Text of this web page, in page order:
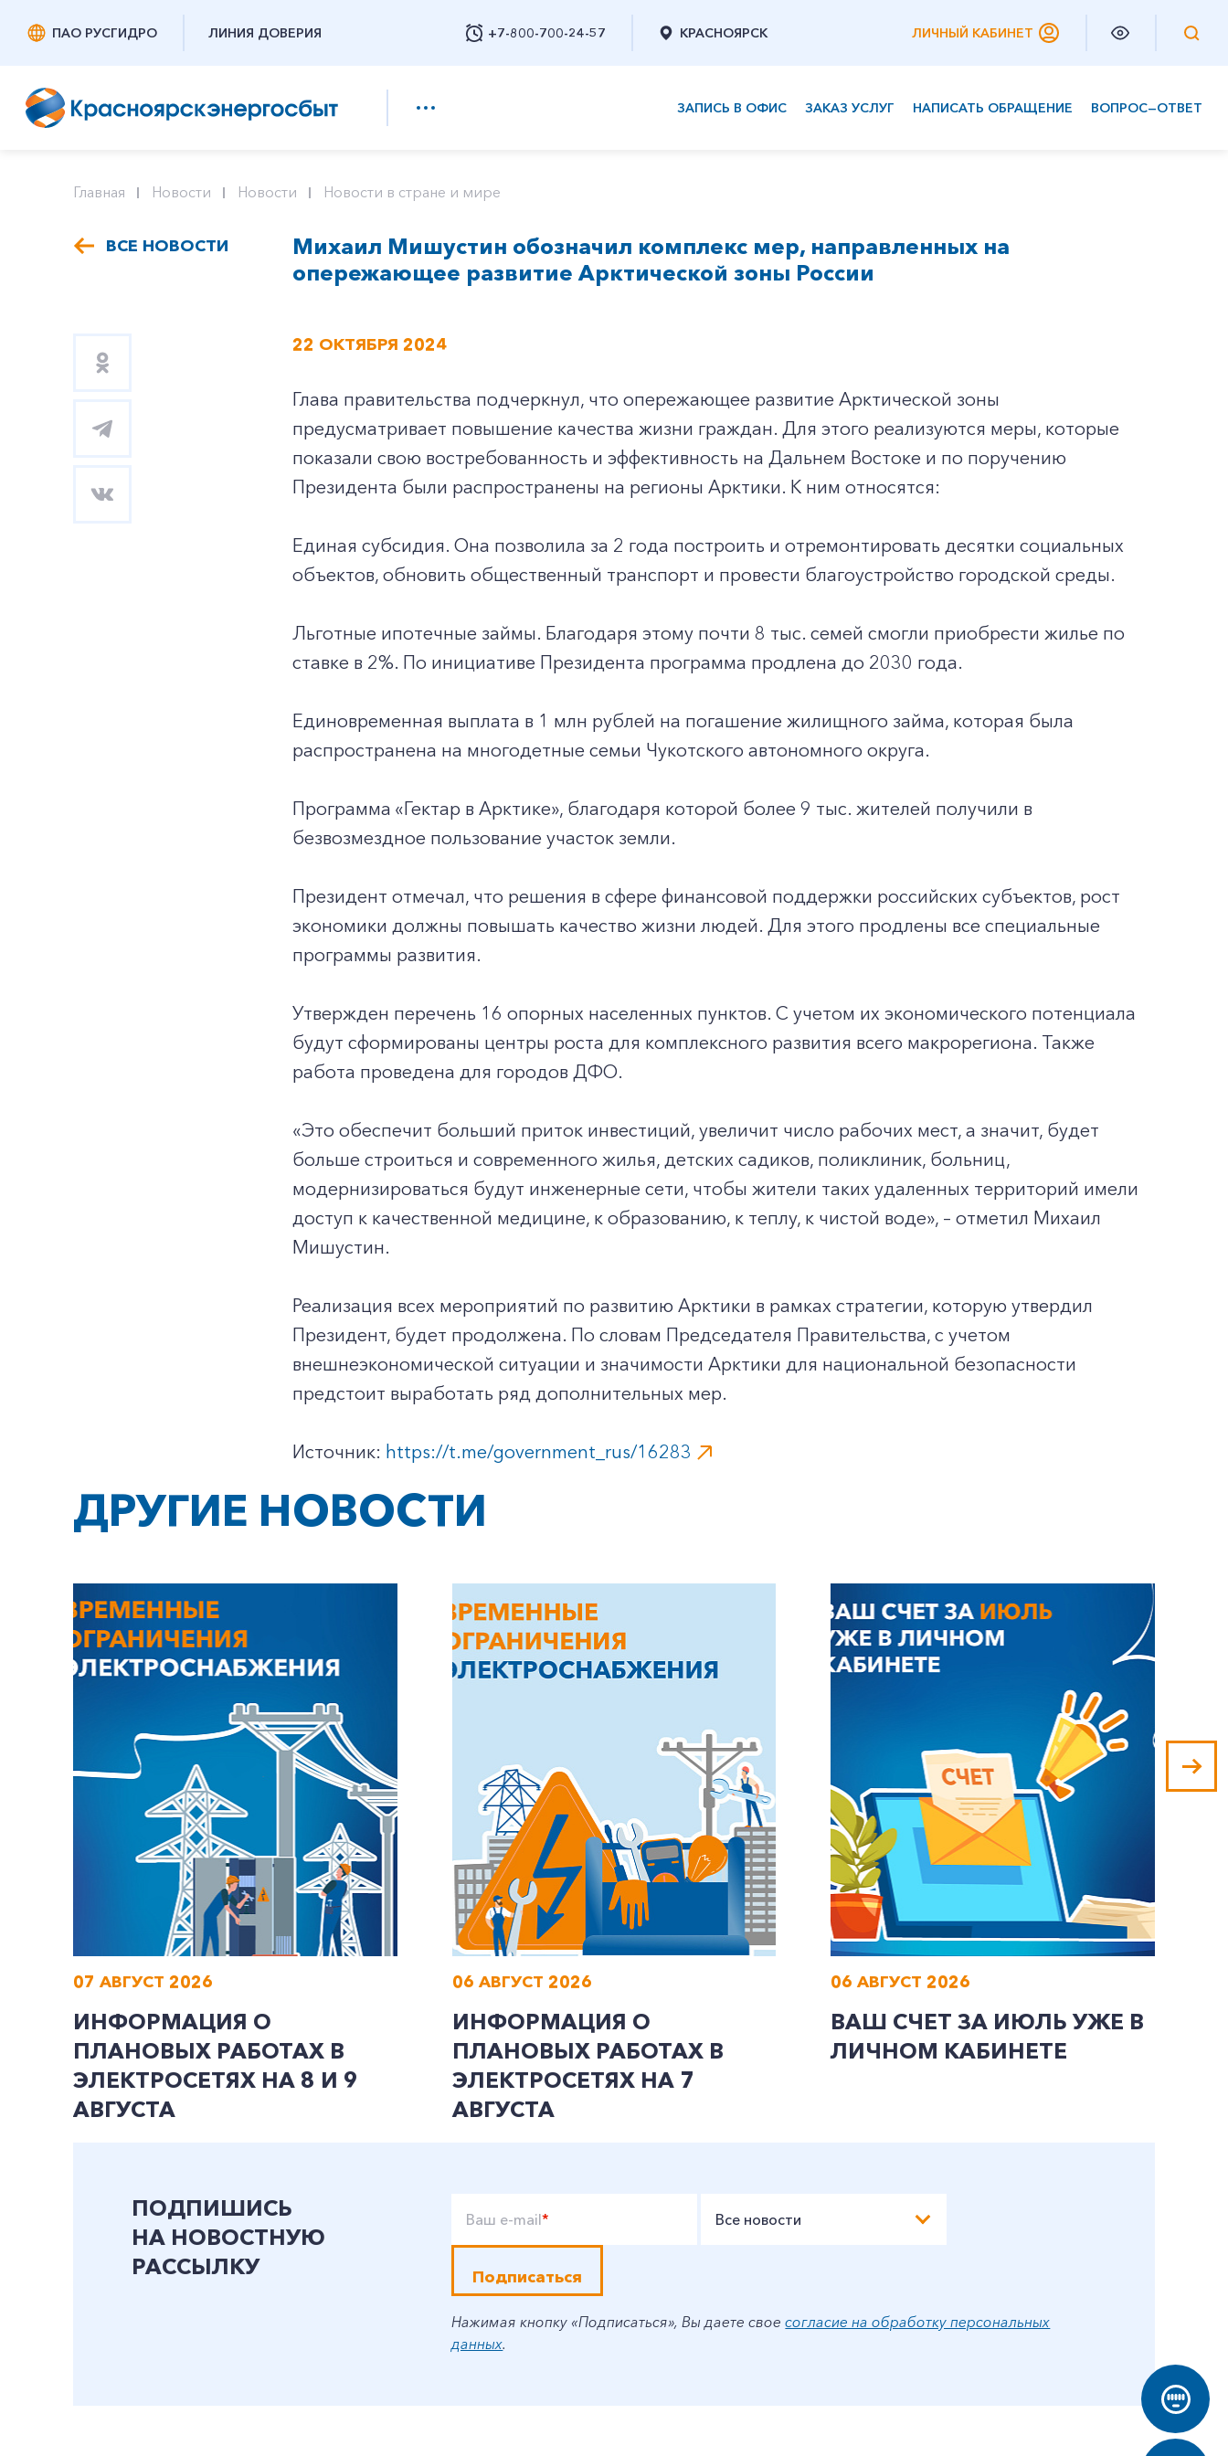
ПАО РУСГИДРО ЛИНИЯ ДОВЕРИЯ +7-800-700-24-57
Заказать обратный звонок
КРАСНОЯРСК ЛИЧНЫЙ КАБИНЕТ
ЗАПИСЬ В ОФИС ЗАКАЗ УСЛУГ НАПИСАТЬ ОБРАЩЕНИЕ ВОПРОС—ОТВЕТ
Главная Новости Новости Новости в стране и мире
ВСЕ НОВОСТИ
Михаил Мишустин обозначил комплекс мер, направленных на
опережающее развитие Арктической зоны России
22 ОКТЯБРЯ 2024
Глава правительства подчеркнул, что опережающее развитие Арктической зоны
предусматривает повышение качества жизни граждан. Для этого реализуются меры, которые
показали свою востребованность и эффективность на Дальнем Востоке и по поручению
Президента были распространены на регионы Арктики. К ним относятся:
Единая субсидия. Она позволила за 2 года построить и отремонтировать десятки социальных
объектов, обновить общественный транспорт и провести благоустройство городской среды.
Льготные ипотечные займы. Благодаря этому почти 8 тыс. семей смогли приобрести жилье по
ставке в 2%. По инициативе Президента программа продлена до 2030 года.
Единовременная выплата в 1 млн рублей на погашение жилищного займа, которая была
распространена на многодетные семьи Чукотского автономного округа.
Программа «Гектар в Арктике», благодаря которой более 9 тыс. жителей получили в
безвозмездное пользование участок земли.
Президент отмечал, что решения в сфере финансовой поддержки российских субъектов, рост
экономики должны повышать качество жизни людей. Для этого продлены все специальные
программы развития.
Утвержден перечень 16 опорных населенных пунктов. С учетом их экономического потенциала
будут сформированы центры роста для комплексного развития всего макрорегиона. Также
работа проведена для городов ДФО.
«Это обеспечит больший приток инвестиций, увеличит число рабочих мест, а значит, будет
больше строиться и современного жилья, детских садиков, поликлиник, больниц,
модернизироваться будут инженерные сети, чтобы жители таких удаленных территорий имели
доступ к качественной медицине, к образованию, к теплу, к чистой воде», – отметил Михаил
Мишустин.
Реализация всех мероприятий по развитию Арктики в рамках стратегии, которую утвердил
Президент, будет продолжена. По словам Председателя Правительства, с учетом
внешнеэкономической ситуации и значимости Арктики для национальной безопасности
предстоит выработать ряд дополнительных мер.
Источник: https://t.me/government_rus/16283
ДРУГИЕ НОВОСТИ
07 АВГУСТ 2026
ИНФОРМАЦИЯ О
ПЛАНОВЫХ РАБОТАХ В
ЭЛЕКТРОСЕТЯХ НА 8 И 9
АВГУСТА
06 АВГУСТ 2026
ИНФОРМАЦИЯ О
ПЛАНОВЫХ РАБОТАХ В
ЭЛЕКТРОСЕТЯХ НА 7
АВГУСТА
06 АВГУСТ 2026
ВАШ СЧЕТ ЗА ИЮЛЬ УЖЕ В
ЛИЧНОМ КАБИНЕТЕ
ПОДПИШИСЬ
НА НОВОСТНУЮ
РАССЫЛКУ
Ваш e-mail* Все новости
Подписаться
Нажимая кнопку «Подписаться», Вы даете своесогласие на обработку персональных
данных.